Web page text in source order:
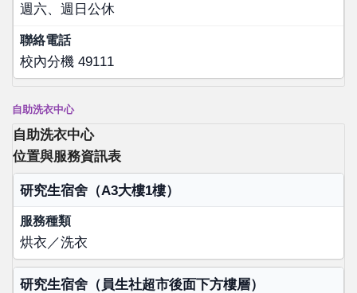
週六、週日公休
校內分機 49111
自助洗衣中心
自助洗衣中心
位置與服務資訊表
位置
服務種類
研究生宿舍（A3大樓1樓）
烘衣／洗衣
研究生宿舍（員生社超市後面下方樓層）